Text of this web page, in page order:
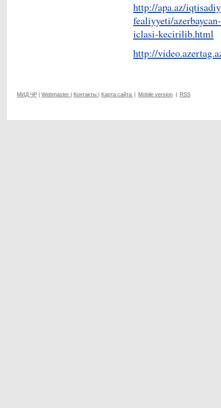
http://apa.az/
fealiyyeti/
iclasi-kecirilib.html
http://
МИД ЧР | Webmaster | Контакты | Kарта сайта | Mobile version | RSS